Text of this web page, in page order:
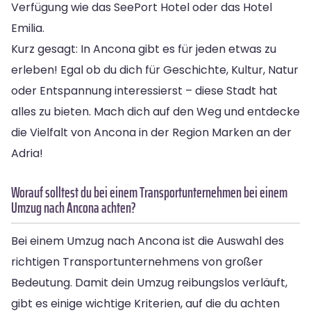
Verfügung wie das SeePort Hotel oder das Hotel
Emilia.
Kurz gesagt: In Ancona gibt es für jeden etwas zu
erleben! Egal ob du dich für Geschichte, Kultur, Natur
oder Entspannung interessierst – diese Stadt hat
alles zu bieten. Mach dich auf den Weg und entdecke
die Vielfalt von Ancona in der Region Marken an der
Adria!
Worauf solltest du bei einem Transportunternehmen bei einem
Umzug nach Ancona achten?
Bei einem Umzug nach Ancona ist die Auswahl des
richtigen Transportunternehmens von großer
Bedeutung. Damit dein Umzug reibungslos verläuft,
gibt es einige wichtige Kriterien, auf die du achten